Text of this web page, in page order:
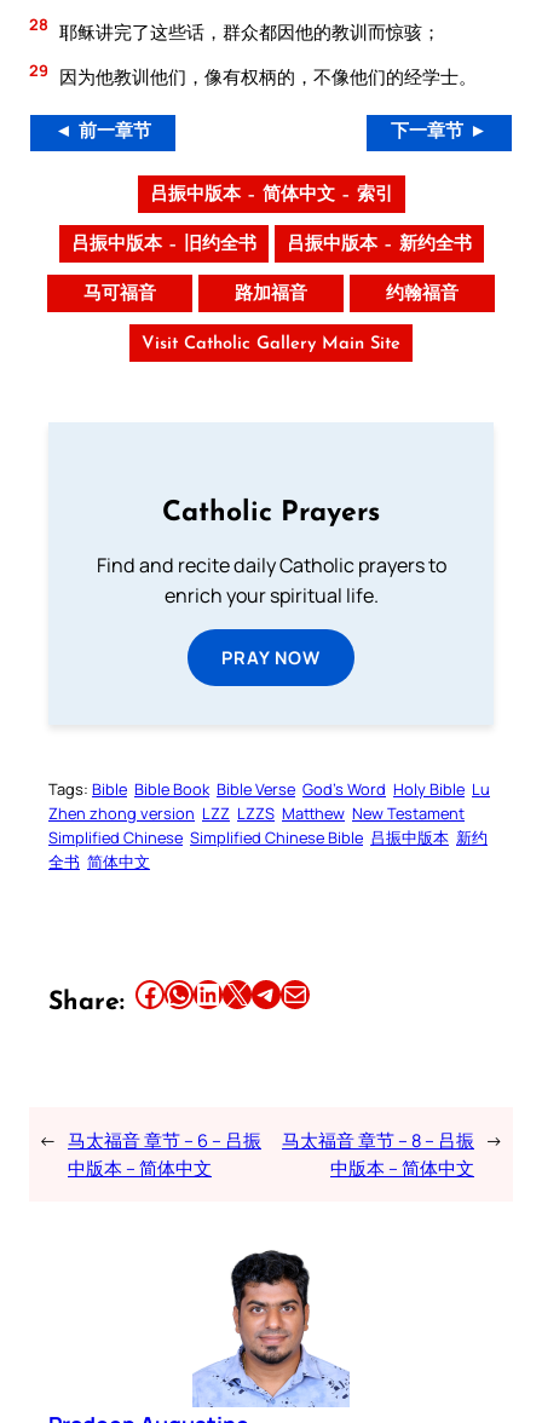
28 耶稣讲完了这些话，群众都因他的教训而惊骇；
29 因为他教训他们，像有权柄的，不像他们的经学士。
◄ 前一章节 下一章节 ►
吕振中版本 – 简体中文 – 索引
吕振中版本 – 旧约全书 吕振中版本 – 新约全书
马可福音 路加福音 约翰福音
Visit Catholic Gallery Main Site
Catholic Prayers
Find and recite daily Catholic prayers to
enrich your spiritual life.
PRAY NOW
Tags: Bible Bible Book Bible Verse God’s Word Holy Bible Lu
Zhen zhong version LZZ LZZS Matthew New Testament
Simplified Chinese Simplified Chinese Bible 吕振中版本 新约
全书 简体中文
Share: Share this article on Facebook Share this article on WhatsApp Share this article on LinkedIn Share this article on X Share this article on TelegramEmail this Article
← 马太福音 章节 – 6 – 吕振
中版本 – 简体中文
马太福音 章节 – 8 – 吕振
中版本 – 简体中文
→